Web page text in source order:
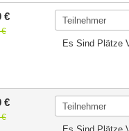
€
Es Sind Plätze
€